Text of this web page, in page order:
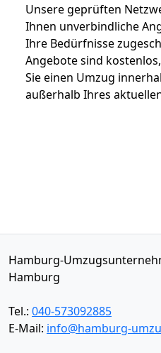
Unsere geprüften
Ihnen unverbindliche
Ihre Bedürfnisse
Angebote sind
Sie einen Umzug
außerhalb Ihres
Hamburg-
Hamburg
Tel.: 040-573092885
E-Mail: info@hamburg-